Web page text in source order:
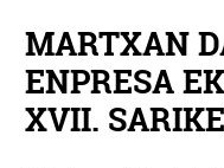
MARTXAN
ENPRESA
XVII.